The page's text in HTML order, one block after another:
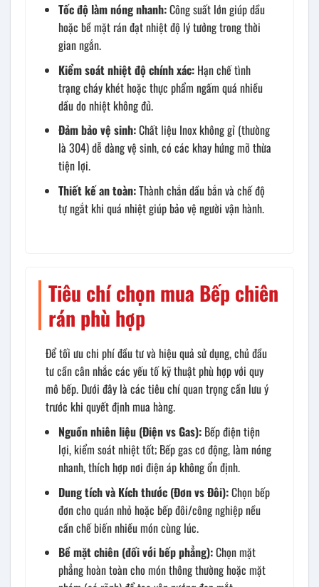
Tốc độ làm nóng nhanh:Công suất lớn giúp dầu
hoặc bề mặt rán đạt nhiệt độ lý tưởng trong thời
gian ngắn.
Kiểm soát nhiệt độ chính xác: Hạn chế tình
trạng cháy khét hoặc thực phẩm ngấm quá nhiều
dầu do nhiệt không đủ.
Đảm bảo vệ sinh:Chất liệu Inox không gỉ (thường
là 304) dễ dàng vệ sinh, có các khay hứng mỡ thừa
tiện lợi.
Thiết kế an toàn:Thành chắn dầu bắn và chế độ
tự ngắt khi quá nhiệt giúp bảo vệ người vận hành.
Tiêu chí chọn mua Bếp chiên
rán phù hợp
Để tối ưu chi phí đầu tư và hiệu quả sử dụng, chủ đầu
tư cần cân nhắc các yếu tố kỹ thuật phù hợp với quy
mô bếp. Dưới đây là các tiêu chí quan trọng cần lưu ý
trước khi quyết định mua hàng.
Nguồn nhiên liệu (Điện vs Gas): Bếp điện tiện
lợi, kiểm soát nhiệt tốt; Bếp gas cơ động, làm nóng
nhanh, thích hợp nơi điện áp không ổn định.
Dung tích và Kích thước (Đơn vs Đôi):Chọn bếp
đơn cho quán nhỏ hoặc bếp đôi/công nghiệp nều
cần chế biến nhiều món cùng lúc.
Bề mặt chiên (đối với bếp phẳng):Chọn mặt
phẳng hoàn toàn cho món thông thường hoặc mặt